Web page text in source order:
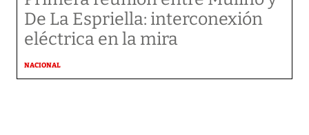
De La Espriella: interconexión
eléctrica en la mira
NACIONAL